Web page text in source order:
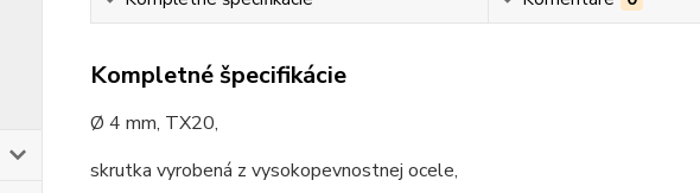
Kompletné špecifikácie
Ø 4 mm, TX20,
skrutka vyrobená z vysokopevnostnej ocele,